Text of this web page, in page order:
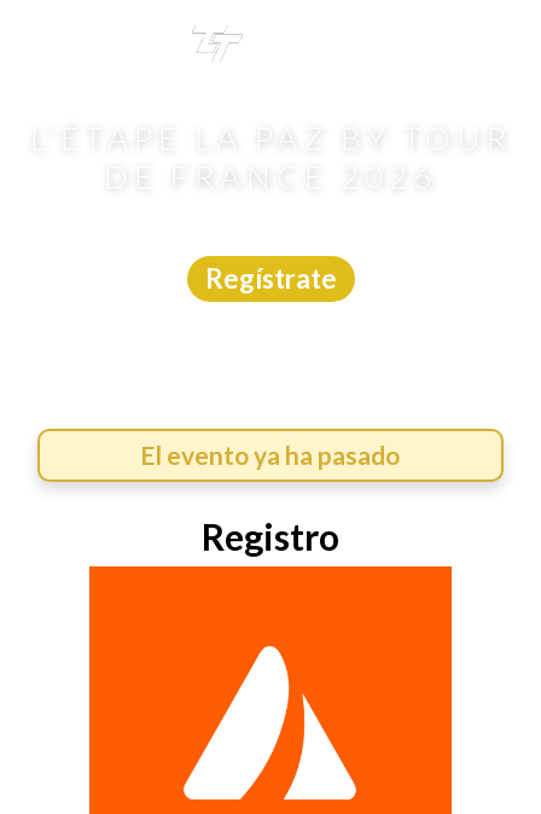
L’ÉTAPE LA PAZ BY TOUR
DE FRANCE 2026
Regístrate
El evento ya ha pasado
Registro